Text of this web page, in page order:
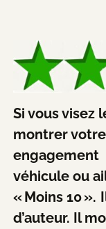
Si vous visez
montrer votre
véhicule ou
« Moins 10
d’auteur. Il